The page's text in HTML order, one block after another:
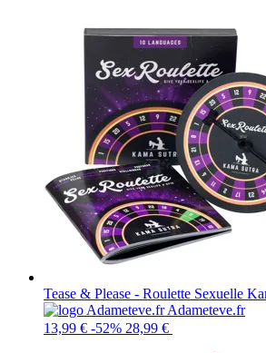
Tease & Please - Roulette Sexuelle
Adameteve.fr
13,99 € -52% 28,99 €